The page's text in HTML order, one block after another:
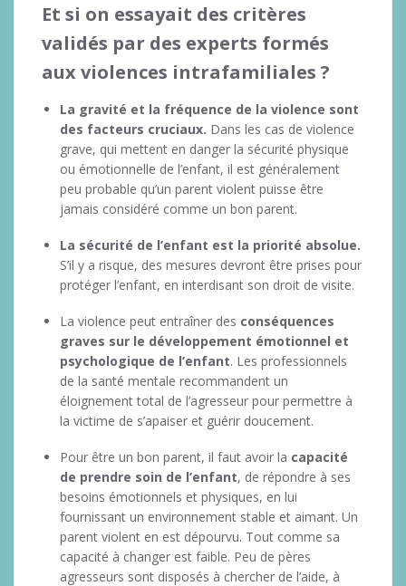
Et si on essayait des critères
validés par des experts formés
aux violences intrafamiliales ?
La gravité et la fréquence de la violence sont
des facteurs cruciaux. Dans les cas de violence
grave, qui mettent en danger la sécurité physique
ou émotionnelle de l’enfant, il est généralement
peu probable qu’un parent violent puisse être
jamais considéré comme un bon parent.
La sécurité de l’enfant est la priorité absolue.
S’il y a risque, des mesures devront être prises pour
protéger l’enfant, en interdisant son droit de visite.
La violence peut entraîner des conséquences
graves sur le développement émotionnel et
psychologique de l’enfant. Les professionnels
de la santé mentale recommandent un
éloignement total de l’agresseur pour permettre à
la victime de s’apaiser et guérir doucement.
Pour être un bon parent, il faut avoir la capacité
de prendre soin de l’enfant, de répondre à ses
besoins émotionnels et physiques, en lui
fournissant un environnement stable et aimant. Un
parent violent en est dépourvu. Tout comme sa
capacité à changer est faible. Peu de pères
agresseurs sont disposés à chercher de l’aide, à